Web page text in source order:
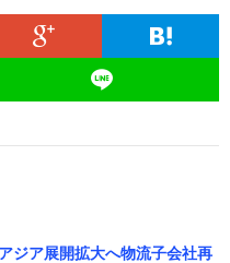
ジア展開拡大へ物流子会社再